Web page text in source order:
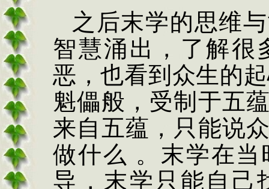
之后末学的思维
智慧涌出
， 了解很
恶 ，也看到众生的
魁儡般 ， 受制于五
来自五蕴 ， 只能说
做什么 。末学在
导 ， 末学只能自己